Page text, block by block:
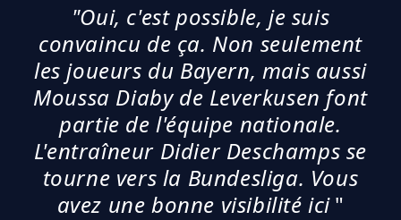
"Oui, c'est possible, je suis
convaincu de ça. Non seulement
les joueurs du Bayern, mais aussi
Moussa Diaby de Leverkusen font
partie de l'équipe nationale.
L'entraîneur Didier Deschamps se
tourne vers la Bundesliga. Vous
avez une bonne visibilité ici"